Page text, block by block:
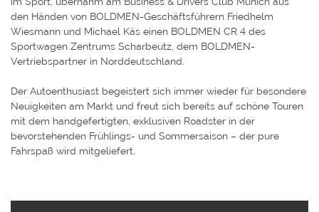
den Händen von BOLDMEN-Geschäftsführern Friedhelm
Wiesmann und Michael Käs einen BOLDMEN CR 4 des
Sportwagen Zentrums Scharbeutz, dem BOLDMEN-
Vertriebspartner in Norddeutschland.
Der Autoenthusiast begeistert sich immer wieder für besondere
Neuigkeiten am Markt und freut sich bereits auf schöne Touren
mit dem handgefertigten, exklusiven Roadster in der
bevorstehenden Frühlings- und Sommersaison – der pure
Fahrspaß wird mitgeliefert.